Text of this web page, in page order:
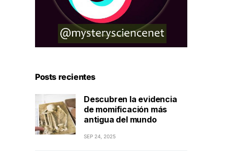
Posts recientes
Descubren la evidencia
de momificación más
antigua del mundo
SEP 24, 2025